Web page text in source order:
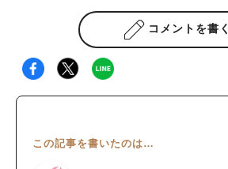
コメントを書く
この記事を書いたのは…